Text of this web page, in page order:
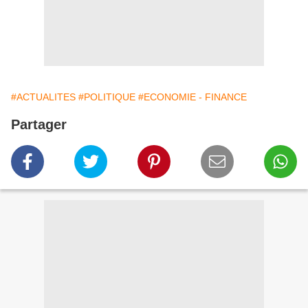
#ACTUALITES #POLITIQUE #ECONOMIE - FINANCE
Partager